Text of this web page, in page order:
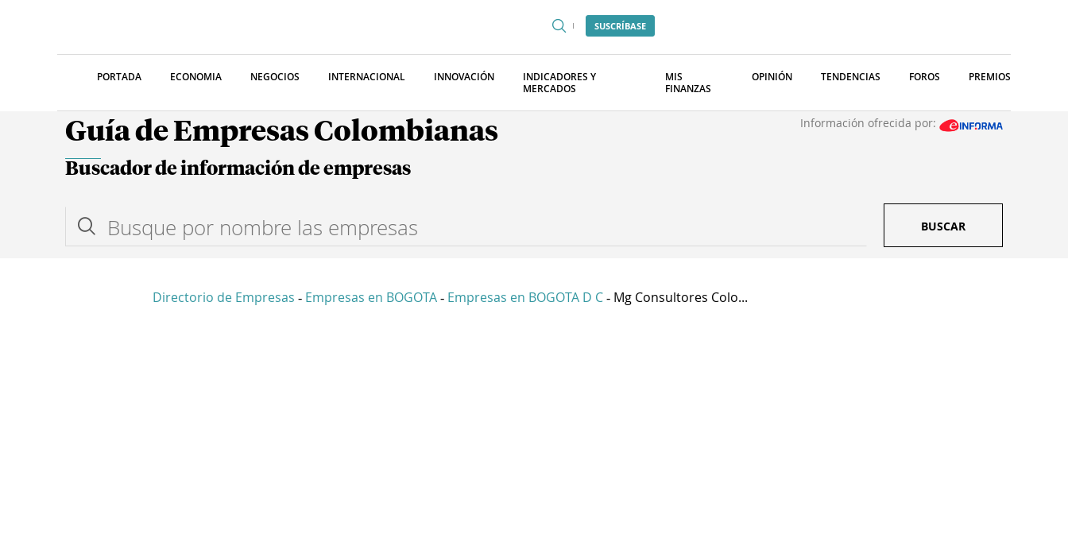
SUSCRÍBASE
PORTADA ECONOMIA NEGOCIOS INTERNACIONAL INNOVACIÓN
INDICADORES Y
MERCADOS
MIS
FINANZAS
OPINIÓN TENDENCIAS FOROS PREMIOS
Guía de Empresas Colombianas Información ofrecida por:
Buscador de información de empresas
BUSCAR
Directorio de Empresas - Empresas en BOGOTA - Empresas en BOGOTA D C - Mg Consultores Colo...